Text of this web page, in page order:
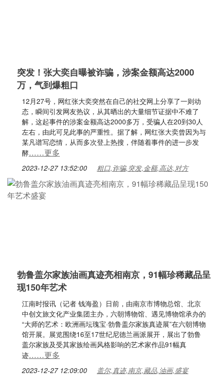
突发！张大奕自曝被诈骗，涉案金额高达2000
万，气到爆粗口
12月27号，网红张大奕突然在自己的社交网上分享了一则动
态，瞬间引发网友热议，从其晒出的大量细节证据中不难了
解，这起事件的涉案金额高达2000多万，受骗人在20到30人
左右，由此可见此事的严重性。据了解，网红张大奕曾因为与
某凡谱写恋情，从而多次登上热搜，伴随着事件的进一步发
酵……更多
2023-12-27 13:52:00 粗口,诈骗,突发,金额,高达,对方
勃鲁盖尔家族油画真迹亮相南京，91幅珍稀藏品呈
现150年艺术
江南时报讯（记者 钱海盈）日前，由南京市博物总馆、北京
中创文旅文化产业集团主办，六朝博物馆、遇见博物馆承办的
“大师的艺术：欧洲画坛瑰宝·勃鲁盖尔家族真迹展”在六朝博物
馆开展。展览围绕16至17世纪尼德兰画派展开，展出了勃鲁
盖尔家族及受其家族绘画风格影响的艺术家作品91幅真
迹……更多
2023-12-27 12:09:00 盖尔,真迹,南京,藏品,油画,盛宴